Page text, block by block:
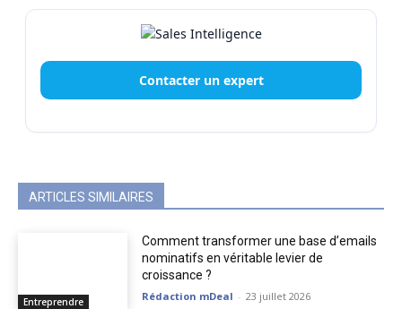
Contacter un expert
ARTICLES SIMILAIRES
Entreprendre
Comment transformer une base d’emails
nominatifs en véritable levier de
croissance ?
Rédaction mDeal - 23 juillet 2026